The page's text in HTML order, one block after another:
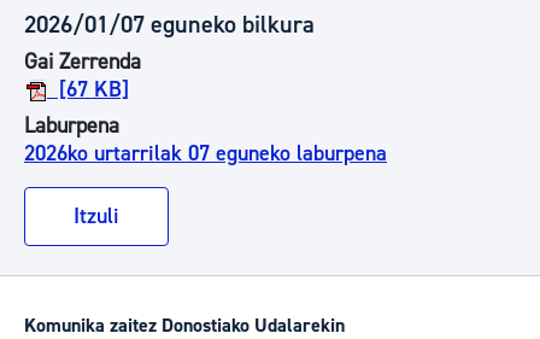
2026/01/07 eguneko bilkura
Gai Zerrenda
[67 KB]
Laburpena
2026ko urtarrilak 07 eguneko laburpena
Itzuli
Komunika zaitez Donostiako Udalarekin